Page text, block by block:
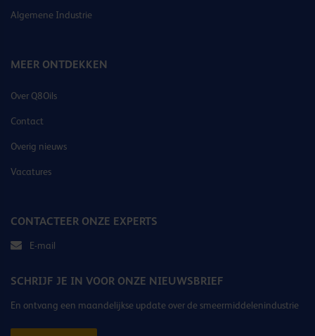
Algemene Industrie
MEER ONTDEKKEN
Over Q8Oils
Contact
Overig nieuws
Vacatures
CONTACTEER ONZE EXPERTS
E-mail
SCHRIJF JE IN VOOR ONZE NIEUWSBRIEF
En ontvang een maandelijkse update over de smeermiddelenindustrie